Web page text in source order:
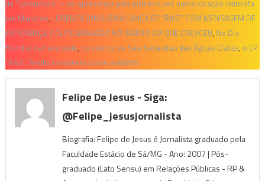
de “cantautora” – vai apresentar pela primeira vez numa locação intimista
em Macacos, LORENZA JUNQUEIRA LANÇA EP “RAIZ” COM MENSAGEM DE
ESPERANÇA E CLIPE GRAVADO NO BAIRRO EM QUE CRESCEU, No Dia
Mundial da Felicidade, no distrito de São Sebastião das Águas Claras, o EP
“Raiz”. Tendo a natureza como antídoto
Felipe De Jesus - Siga:
@felipe_jesusjornalista
Biografia: Felipe de Jesus é Jornalista graduado pela
Faculdade Estácio de Sá/MG - Ano: 2007 | Pós-
graduado (Lato Sensu) em Relações Públicas - RP &